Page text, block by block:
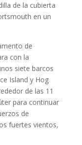
de la cubierta
en un
de
con la
siete barcos
Island y Hog
de las 11
para continuar
de
fuertes vientos,